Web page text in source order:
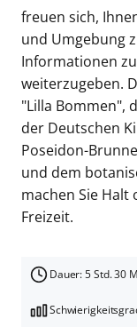
freuen sich,
und Umgebung
Informationen
weiterzugeben.
"Lilla Bommen",
der Deutschen
Poseidon-
und dem
machen Sie
Freizeit.
Dauer: 5 Std. 30